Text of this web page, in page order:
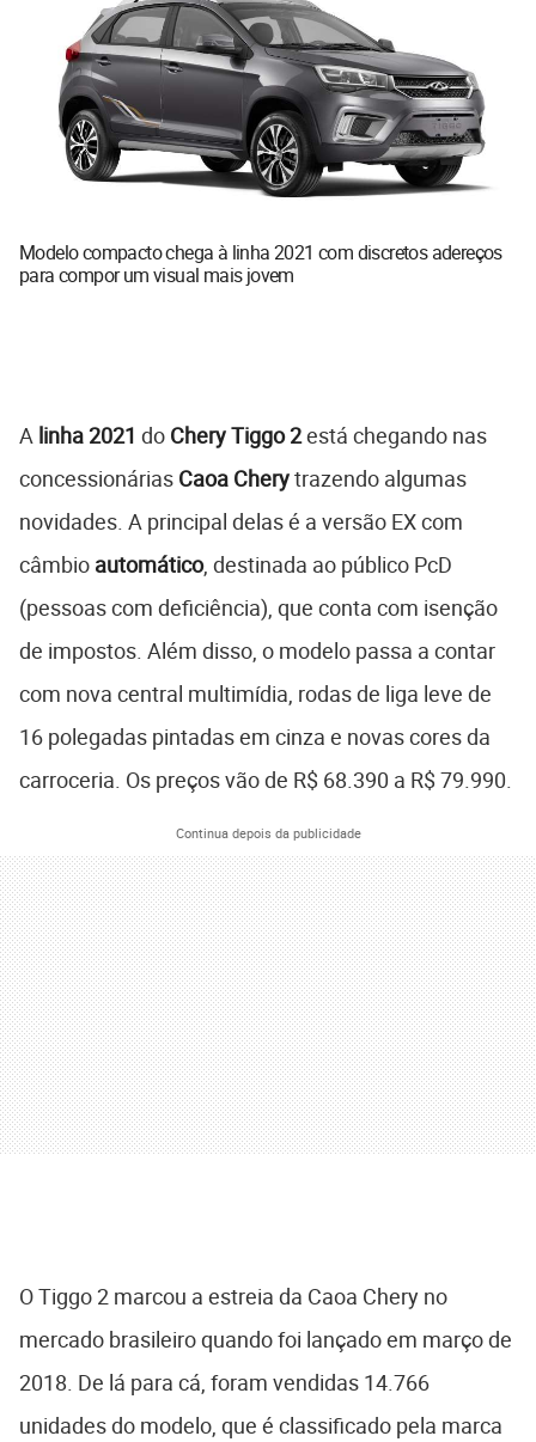
Modelo compacto chega à linha 2021 com discretos adereços
para compor um visual mais jovem
A linha 2021 do Chery Tiggo 2está chegando nas
concessionárias Caoa Cherytrazendo algumas
novidades. A principal delas é a versão EX com
câmbio automático, destinada ao público PcD
(pessoas com deficiência), que conta com isenção
de impostos. Além disso, o modelo passa a contar
com nova central multimídia, rodas de liga leve de
16 polegadas pintadas em cinza e novas cores da
carroceria. Os preços vão de R$ 68.390 a R$ 79.990.
Continua depois da publicidade
O Tiggo 2 marcou a estreia da Caoa Chery no
mercado brasileiro quando foi lançado em março de
2018. De lá para cá, foram vendidas 14.766
unidades do modelo, que é classificado pela marca